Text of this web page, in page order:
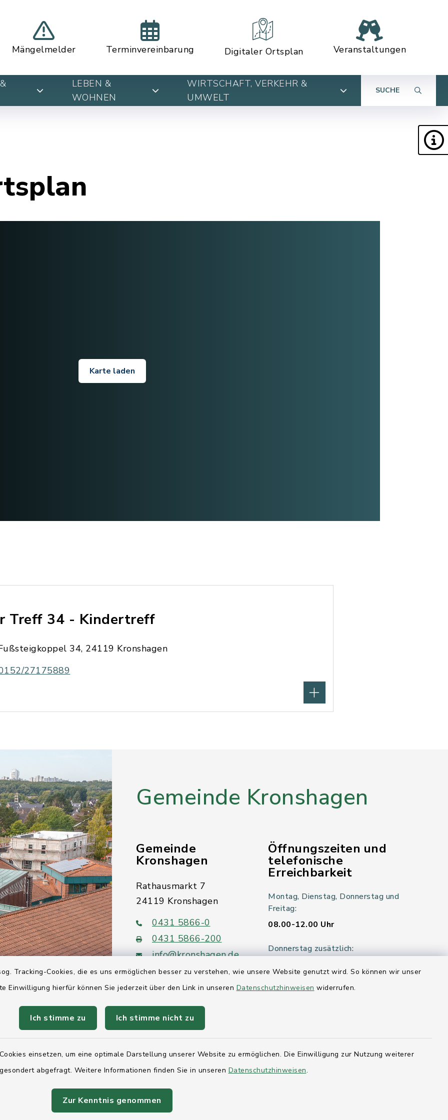
Tracking-Cookies, die es uns ermöglichen besser zu verstehen, wie unsere Website genutzt wird. So können wir unser
Einwilligung hierfür können Sie jederzeit über den Link in unseren Datenschutzhinweisen widerrufen.
Ich stimme zu Ich stimme nicht zu
einsetzen, um eine optimale Darstellung unserer Website zu ermöglichen. Die Einwilligung zur Nutzung weiterer
abgefragt. Weitere Informationen finden Sie in unseren Datenschutzhinweisen.
Zur Kenntnis genommen
Mängelmelder Terminvereinbarung Digitaler Ortsplan Veranstaltungen
LEBEN &
WOHNEN
WIRTSCHAFT, VERKEHR &
UMWELT
SUCHE
Karte laden
Treff 34 - Kindertreff
34, 24119 Kronshagen
27175889
Gemeinde Kronshagen
Gemeinde
Kronshagen
Rathausmarkt 7
24119 Kronshagen
0431 5866-0
0431 5866-200
info@kronshagen.de
Öffnungszeiten und
telefonische
Erreichbarkeit
Montag, Dienstag, Donnerstag und
Freitag:
08.00-12.00 Uhr
Donnerstag zusätzlich:
Mittwoch:
Quicklinks
Landesregierung Schleswig-
Kreis Rendsburg-Eckernförde